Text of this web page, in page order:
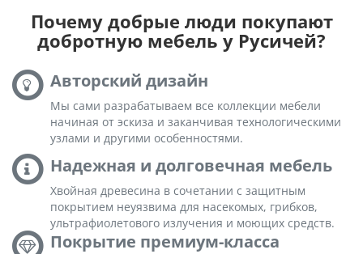
Почему добрые люди покупают
добротную мебель у Русичей?
Авторский дизайн
Мы сами разрабатываем все коллекции мебели
начиная от эскиза и заканчивая технологическими
узлами и другими особенностями.
Надежная и долговечная мебель
Хвойная древесина в сочетании с защитным
покрытием неуязвима для насекомых, грибков,
ультрафиолетового излучения и моющих средств.
Покрытие премиум-класса